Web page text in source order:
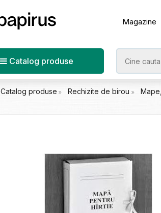
Magazine
Catalog produse
Catalog produse Rechizite de birou